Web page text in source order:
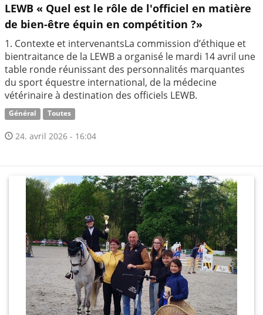
LEWB « Quel est le rôle de l'officiel en matière
de bien-être équin en compétition ?»
1. Contexte et intervenantsLa commission d’éthique et
bientraitance de la LEWB a organisé le mardi 14 avril une
table ronde réunissant des personnalités marquantes
du sport équestre international, de la médecine
vétérinaire à destination des officiels LEWB.
Général Toutes
24. avril 2026 - 16:04